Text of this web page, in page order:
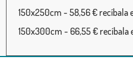
150x250cm - 58,56 € recíbala
150x300cm - 66,55 € recíbala